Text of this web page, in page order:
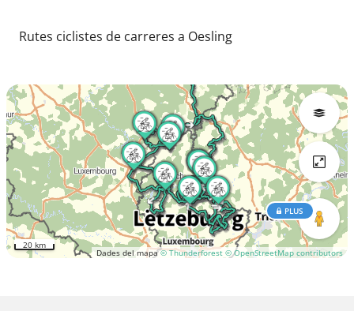
Rutes ciclistes de carreres a Oesling
Dades del mapa© Thunderforest © OpenStreetMap contributors
PLUS
20 km